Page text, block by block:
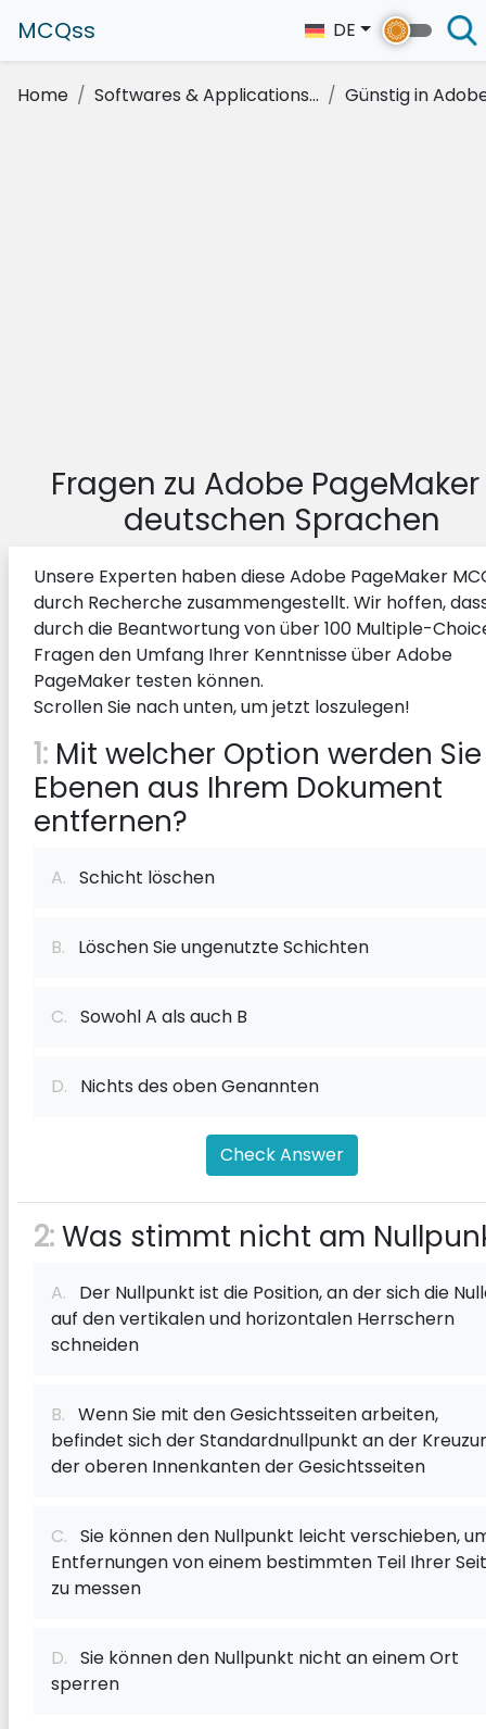
MCQss DE
Home Softwares & Applications... Günstig in
Fragen zu Adobe
deutschen Sprachen
Unsere Experten haben diese Adobe PageMaker
durch Recherche zusammengestellt. Wir hoffen,
durch die Beantwortung von über 100 Multiple-
Fragen den Umfang Ihrer Kenntnisse über Adobe
PageMaker testen können.
Scrollen Sie nach unten, um jetzt loszulegen!
1: Mit welcher Option werden Sie
Ebenen aus Ihrem Dokument
entfernen?
A. Schicht löschen
B. Löschen Sie ungenutzte Schichten
C. Sowohl A als auch B
D. Nichts des oben Genannten
Check Answer
2:Was stimmt nicht am
A. Der Nullpunkt ist die Position, an der sich die
auf den vertikalen und horizontalen Herrschern
schneiden
B. Wenn Sie mit den Gesichtsseiten arbeiten,
befindet sich der Standardnullpunkt an der
der oberen Innenkanten der Gesichtsseiten
C. Sie können den Nullpunkt leicht verschieben,
Entfernungen von einem bestimmten Teil Ihrer
zu messen
D. Sie können den Nullpunkt nicht an einem Ort
sperren